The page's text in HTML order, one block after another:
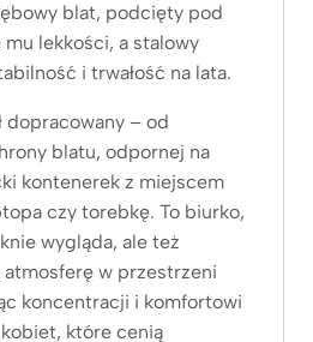
i
ł
a
3
.
4
9
9
.
:
3
.
9
z
blat, podcięty pod
mu lekkości, a stalowy
i trwałość na lata.
dopracowany – od
blatu, odpornej na
kontenerek z miejscem
czy torebkę. To biurko,
wygląda, ale też
w przestrzeni
koncentracji i komfortowi
które cenią